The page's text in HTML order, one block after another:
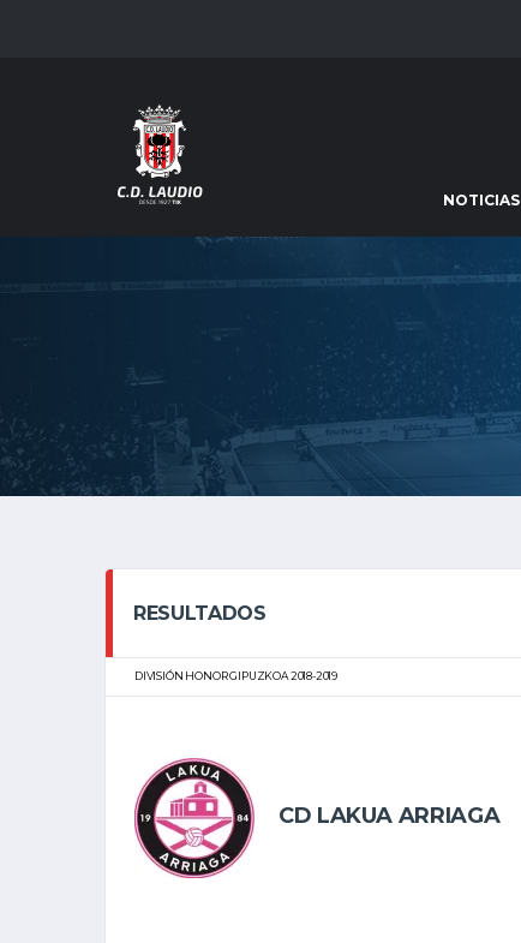
NOTICIAS
RESULTADOS
DIVISIÓN HONOR GIPUZKOA 2018-2019
CD LAKUA ARRIAGA